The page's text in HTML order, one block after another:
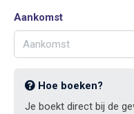
Aankomst
Hoe boeken?
Je boekt direct bij de